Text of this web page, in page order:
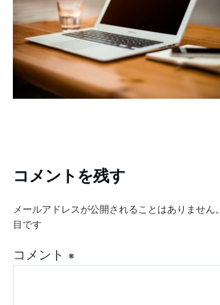
コメントを残す
メールアドレスが公開されることはありません。
目です
コメント ※